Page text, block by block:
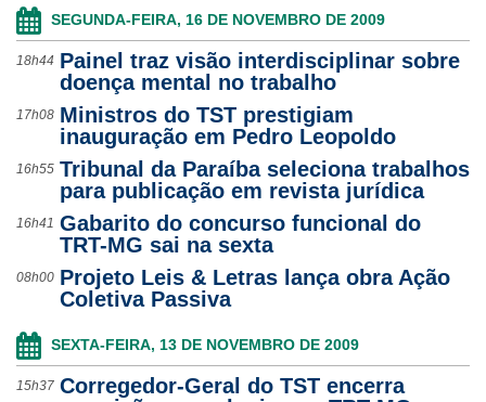
SEGUNDA-FEIRA, 16 DE NOVEMBRO DE 2009
18h44 Painel traz visão interdisciplinar sobre
doença mental no trabalho
17h08 Ministros do TST prestigiam
inauguração em Pedro Leopoldo
16h55 Tribunal da Paraíba seleciona trabalhos
para publicação em revista jurídica
16h41 Gabarito do concurso funcional do
TRT-MG sai na sexta
08h00 Projeto Leis & Letras lança obra Ação
Coletiva Passiva
SEXTA-FEIRA, 13 DE NOVEMBRO DE 2009
15h37 Corregedor-Geral do TST encerra